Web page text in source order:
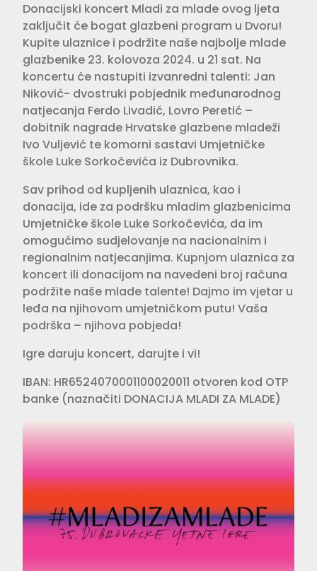
Donacijski koncert Mladi za mlade ovog ljeta
zaključit će bogat glazbeni program u Dvoru!
Kupite ulaznice i podržite naše najbolje mlade
glazbenike 23. kolovoza 2024. u 21 sat. Na
koncertu će nastupiti izvanredni talenti: Jan
Niković- dvostruki pobjednik međunarodnog
natjecanja Ferdo Livadić, Lovro Peretić –
dobitnik nagrade Hrvatske glazbene mladeži
Ivo Vuljević te komorni sastavi Umjetničke
škole Luke Sorkočevića iz Dubrovnika.
Sav prihod od kupljenih ulaznica, kao i
donacija, ide za podršku mladim glazbenicima
Umjetničke škole Luke Sorkočevića, da im
omogućimo sudjelovanje na nacionalnim i
regionalnim natjecanjima. Kupnjom ulaznica za
koncert ili donacijom na navedeni broj računa
podržite naše mlade talente! Dajmo im vjetar u
leđa na njihovom umjetničkom putu! Vaša
podrška – njihova pobjeda!
Igre daruju koncert, darujte i vi!
IBAN: HR6524070001100020011 otvoren kod OTP
banke (naznačiti DONACIJA MLADI ZA MLADE)